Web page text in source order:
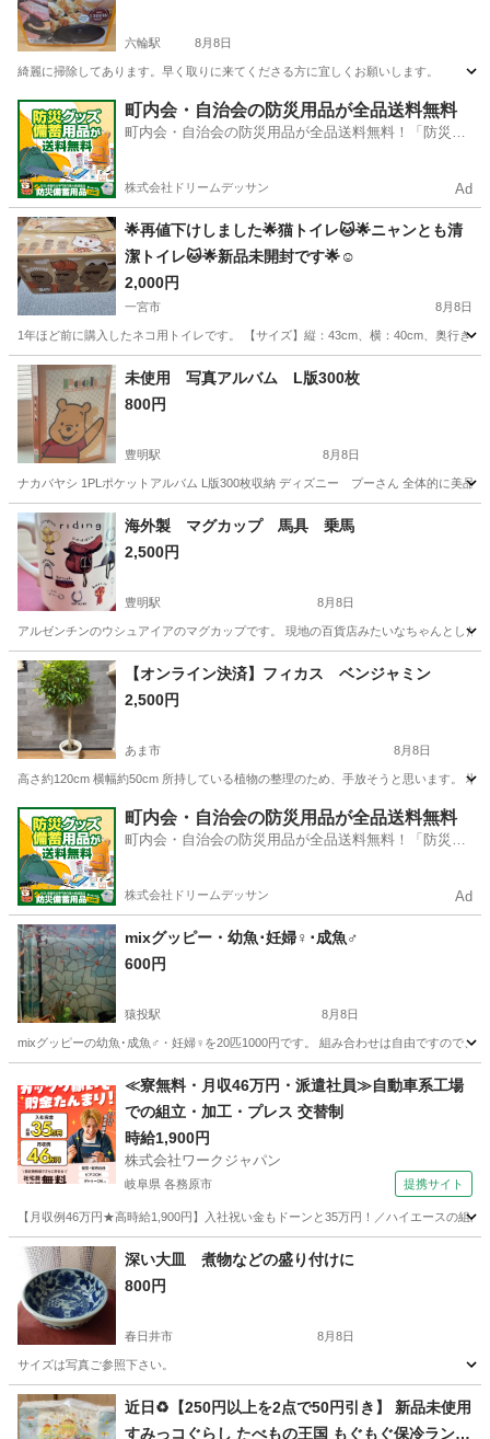
六輪駅 8月8日
綺麗に掃除してあります。早く取りに来てくださる方に宜しくお願いします。
愛知 愛西市 六輪駅 調理器具
町内会・自治会の防災用品が全品送料無料
町内会・自治会の防災用品が全品送料無料！「防災備
株式会社ドリームデッサン Ad
︎🌟再値下けしました︎🌟猫トイレ🐱︎🌟ニャンとも清
潔トイレ🐱︎🌟新品未開封です︎🌟☺
2,000円
一宮市 8月8日
1年ほど前に購入したネコ用トイレです。 【サイズ】縦：43cm、横：40cm、奥行
愛知 一宮市 その他 トイレ
未使用 写真アルバム L版300枚
800円
豊明駅 8月8日
ナカバヤシ 1PLポケットアルバム L版300枚収納 ディズニー プーさん 全体的に美品
愛知 豊明市 豊明駅 アルバム ケース
海外製 マグカップ 馬具 乗馬
2,500円
豊明駅 8月8日
アルゼンチンのウシュアイアのマグカップです。 現地の百貨店みたいなちゃんとし
愛知 豊明市 豊明駅 食器 馬具
【オンライン決済】フィカス ベンジャミン
2,500円
あま市 8月8日
高さ約120cm 横幅約50cm 所持している植物の整理のため、手放そうと思います。
愛知 あま市 家庭用品
町内会・自治会の防災用品が全品送料無料
町内会・自治会の防災用品が全品送料無料！「防災備
株式会社ドリームデッサン Ad
mixグッピー・幼魚･妊婦♀･成魚♂
600円
猿投駅 8月8日
mixグッピーの幼魚･成魚♂・妊婦♀を20匹1000円です。 組み合わせは自由ですので、
猿投駅 家庭用品 グッピー
≪寮無料・月収46万円・派遣社員≫自動車系工場
での組立・加工・プレス 交替制
時給1,900円
株式会社ワークジャパン
岐阜県 各務原市 提携サイト
【月収例46万円★高時給1,900円】入社祝い金もドーンと35万円！／ハイエースの組
岐阜 各務原市 その他
深い大皿 煮物などの盛り付けに
800円
春日井市 8月8日
サイズは写真ご参照下さい。
愛知 春日井市 食器
近日♻️【250円以上を2点で50円引き】 新品未使用
すみっコぐらし たべもの王国 もぐもぐ保冷ランチ